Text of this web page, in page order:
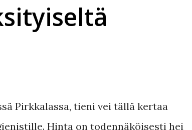
Pirkkalassa, tieni vei tällä kertaa
Hinta on todennäköisesti hei